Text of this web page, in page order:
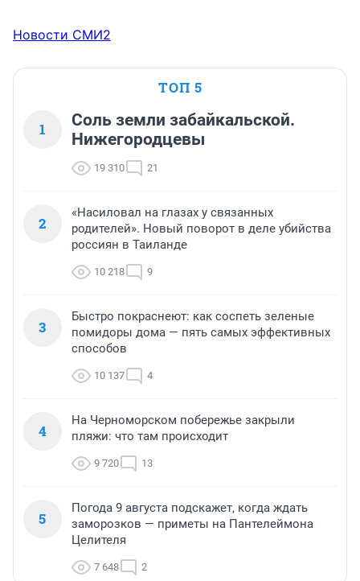
Новости СМИ2
ТОП 5
1
Соль земли забайкальской.
Нижегородцевы
19 310 21
2
«Насиловал на глазах у связанных
родителей». Новый поворот в деле убийства
россиян в Таиланде
10 218 9
3
Быстро покраснеют: как соспеть зеленые
помидоры дома — пять самых эффективных
способов
10 137 4
4
На Черноморском побережье закрыли
пляжи: что там происходит
9 720 13
5
Погода 9 августа подскажет, когда ждать
заморозков — приметы на Пантелеймона
Целителя
7 648 2